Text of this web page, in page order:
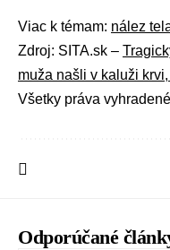
Viac k témam: nález
Zdroj: SITA.sk –
muža našli v kaluži
Všetky práva
Odporúčané